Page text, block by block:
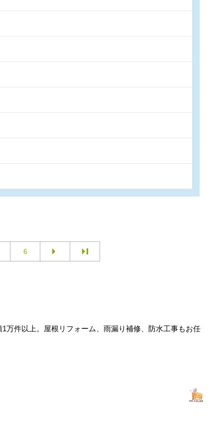
6
万件以上。屋根リフォーム、雨漏り補修、防水工事もお任